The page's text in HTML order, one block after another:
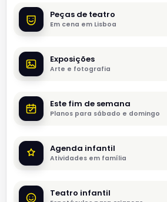
Peças de teatro
Em cena em Lisboa
Exposições
Arte e fotografia
Este fim de semana
Planos para sábado e domingo
Agenda infantil
Atividades em família
Teatro infantil